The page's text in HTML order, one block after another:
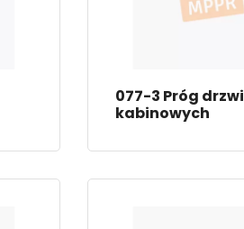
077-3 Próg drzwi
kabinowych